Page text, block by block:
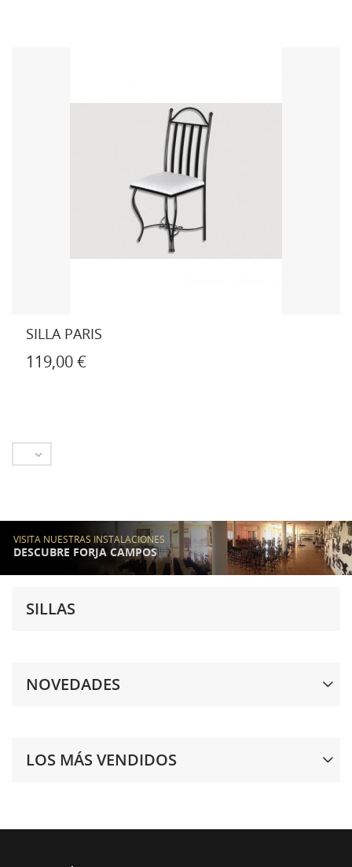
SILLAS
NOVEDADES
LOS MÁS VENDIDOS
SILLA PARIS
119,00 €

VISITA NUESTRAS INSTALACIONES
DESCUBRE FORJA CAMPOS